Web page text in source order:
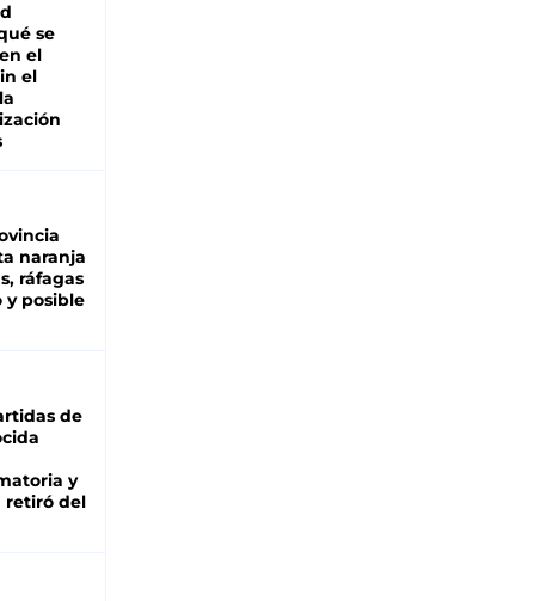
se
el
el
naranja
ráfagas
y posible
de
y
retiró del